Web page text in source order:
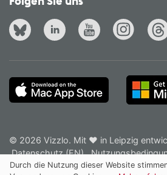
© 2026 Vizzlo. Mit ❤ in Leipzig
Datenschutz (EN)
Deutsch
Durch die Nutzung dieser Website